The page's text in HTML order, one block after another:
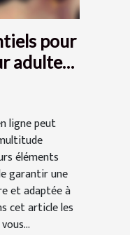
pour
adultes
ligne peut
éléments
garantir une
et adaptée à
cet article les